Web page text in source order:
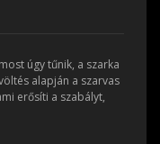
úgy tűnik, a szarka
alapján a szarvas
erősíti a szabályt,